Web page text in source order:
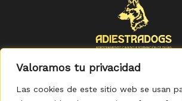
Valoramos tu privacidad
Las cookies de este sitio web se usan